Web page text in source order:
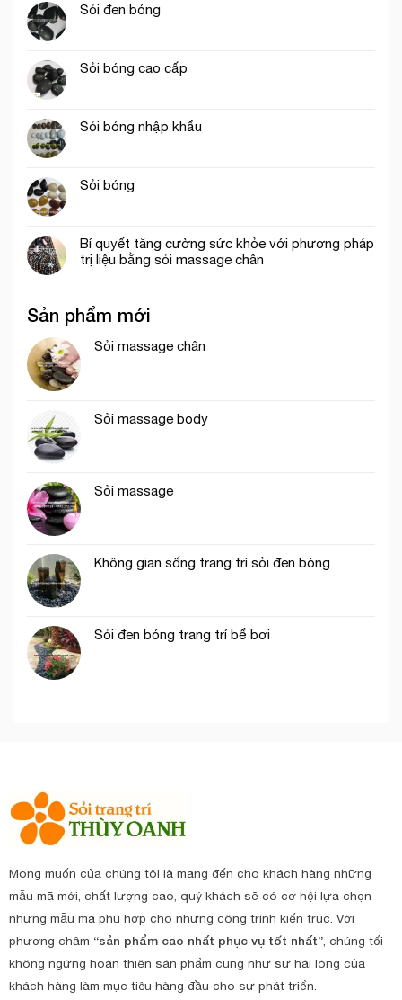
Sỏi đen bóng
Sỏi bóng cao cấp
Sỏi bóng nhập khẩu
Sỏi bóng
Bí quyết tăng cường sức khỏe với phương pháp
trị liệu bằng sỏi massage chân
Sản phẩm mới
Sỏi massage chân
Sỏi massage body
Sỏi massage
Không gian sống trang trí sỏi đen bóng
Sỏi đen bóng trang trí bể bơi
Mong muốn của chúng tôi là mang đến cho khách hàng những
mẫu mã mới, chất lượng cao, quý khách sẽ có cơ hội lựa chọn
những mẫu mã phù hợp cho những công trình kiến trúc. Với
phương châm “sản phẩm cao nhất phục vụ tốt nhất”, chúng tối
không ngừng hoàn thiện sản phẩm cũng như sự hài lòng của
khách hàng làm mục tiêu hàng đầu cho sự phát triển.